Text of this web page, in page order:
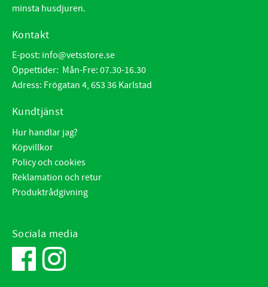
minsta husdjuren.
Kontakt
E-post: info@vetsstore.se
Öppettider: Mån-Fre: 07.30-16.30
Adress: Frögatan 4, 653 36 Karlstad
Kundtjänst
Hur handlar jag?
Köpvillkor
Policy och cookies
Reklamation och retur
Produktrådgivning
Sociala media